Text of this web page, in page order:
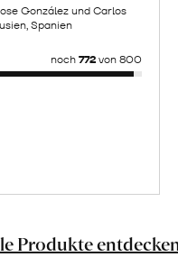
González und Carlos
Spanien
noch 772von 800
César
erfahren
Produkte